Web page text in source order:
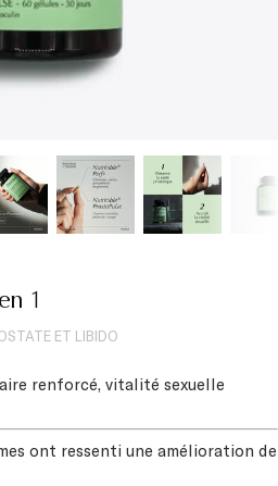
1
ET LIBIDO
renforcé, vitalité sexuelle
ont ressenti une amélioration de